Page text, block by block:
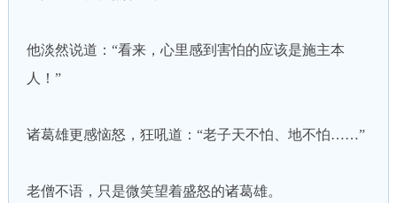
他淡然说道：“看来，心里感到害怕的应该是施主本
人！”
诸葛雄更感恼怒，狂吼道：“老子天不怕、地不怕……”
老僧不语，只是微笑望着盛怒的诸葛雄。